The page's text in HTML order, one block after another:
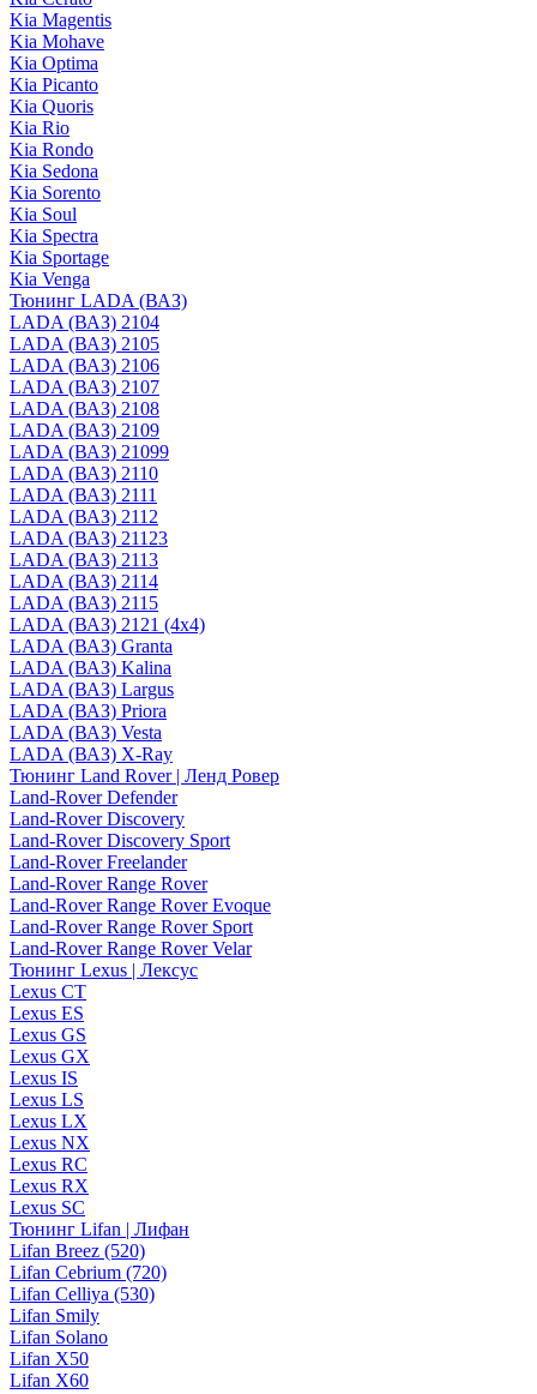
Kia Magentis
Kia Mohave
Kia Optima
Kia Picanto
Kia Quoris
Kia Rio
Kia Rondo
Kia Sedona
Kia Sorento
Kia Soul
Kia Spectra
Kia Sportage
Kia Venga
Тюнинг LADA (ВАЗ)
LADA (ВАЗ) 2104
LADA (ВАЗ) 2105
LADA (ВАЗ) 2106
LADA (ВАЗ) 2107
LADA (ВАЗ) 2108
LADA (ВАЗ) 2109
LADA (ВАЗ) 21099
LADA (ВАЗ) 2110
LADA (ВАЗ) 2111
LADA (ВАЗ) 2112
LADA (ВАЗ) 21123
LADA (ВАЗ) 2113
LADA (ВАЗ) 2114
LADA (ВАЗ) 2115
LADA (ВАЗ) 2121 (4x4)
LADA (ВАЗ) Granta
LADA (ВАЗ) Kalina
LADA (ВАЗ) Largus
LADA (ВАЗ) Priora
LADA (ВАЗ) Vesta
LADA (ВАЗ) X-Ray
Тюнинг Land Rover | Ленд Ровер
Land-Rover Defender
Land-Rover Discovery
Land-Rover Discovery Sport
Land-Rover Freelander
Land-Rover Range Rover
Land-Rover Range Rover Evoque
Land-Rover Range Rover Sport
Land-Rover Range Rover Velar
Тюнинг Lexus | Лексус
Lexus CT
Lexus ES
Lexus GS
Lexus GX
Lexus IS
Lexus LS
Lexus LX
Lexus NX
Lexus RC
Lexus RX
Lexus SC
Тюнинг Lifan | Лифан
Lifan Breez (520)
Lifan Cebrium (720)
Lifan Celliya (530)
Lifan Smily
Lifan Solano
Lifan X50
Lifan X60